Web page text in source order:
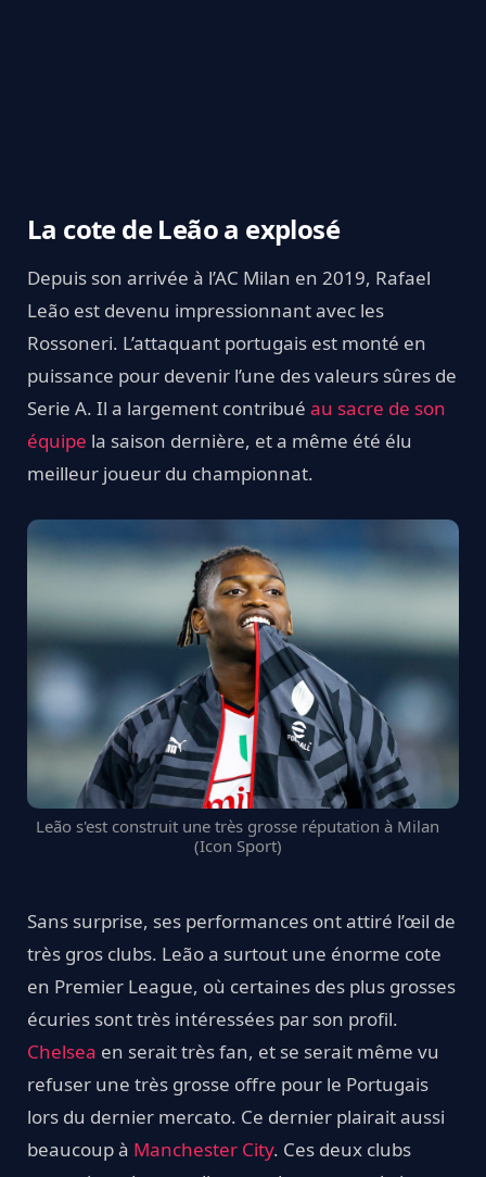
La cote de Leão a explosé
Depuis son arrivée à l’AC Milan en 2019, Rafael
Leão est devenu impressionnant avec les
Rossoneri. L’attaquant portugais est monté en
puissance pour devenir l’une des valeurs sûres de
Serie A. Il a largement contribué au sacre de son
équipe la saison dernière, et a même été élu
meilleur joueur du championnat.
Leão s'est construit une très grosse réputation à Milan
(Icon Sport)
Sans surprise, ses performances ont attiré l’œil de
très gros clubs. Leão a surtout une énorme cote
en Premier League, où certaines des plus grosses
écuries sont très intéressées par son profil.
Chelsea en serait très fan, et se serait même vu
refuser une très grosse offre pour le Portugais
lors du dernier mercato. Ce dernier plairait aussi
beaucoup à Manchester City. Ces deux clubs